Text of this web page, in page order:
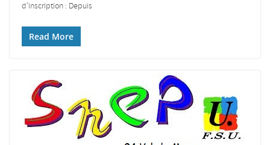
d’inscription : Depuis
Read More